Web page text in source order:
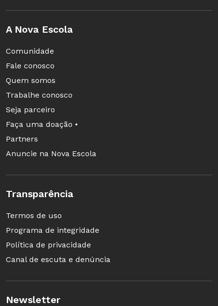
A Nova Escola
Comunidade
Fale conosco
Quem somos
Trabalhe conosco
Seja parceiro
Faça uma doação •
Partners
Anuncie na Nova Escola
Transparência
Termos de uso
Programa de integridade
Política de privacidade
Canal de escuta e denúncia
Newsletter